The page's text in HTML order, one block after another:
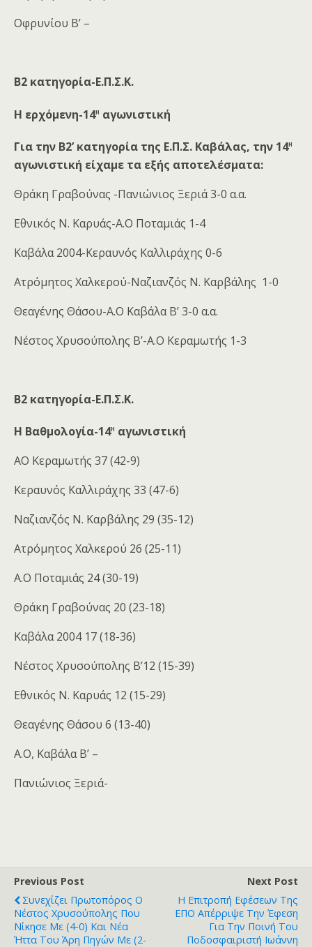
Οφρυνίου Β’ –
Β2 κατηγορία-Ε.Π.Σ.Κ.
Η ερχόμενη-14η αγωνιστική
Για την Β2’ κατηγορία της Ε.Π.Σ. Καβάλας, την 14η
αγωνιστική είχαμε τα εξής αποτελέσματα:
Θράκη Γραβούνας -Πανιώνιος Ξεριά 3-0 α.α.
Εθνικός Ν. Καρυάς-Α.Ο Ποταμιάς 1-4
Καβάλα 2004-Κεραυνός Καλλιράχης 0-6
Ατρόμητος Χαλκερού-Ναζιανζός Ν. Καρβάλης 1-0
Θεαγένης Θάσου-Α.Ο Καβάλα Β’ 3-0 α.α.
Νέστος Χρυσούπολης Β’-Α.Ο Κεραμωτής 1-3
Β2 κατηγορία-Ε.Π.Σ.Κ.
Η Βαθμολογία-14η αγωνιστική
ΑΟ Κεραμωτής 37 (42-9)
Κεραυνός Καλλιράχης 33 (47-6)
Ναζιανζός Ν. Καρβάλης 29 (35-12)
Ατρόμητος Χαλκερού 26 (25-11)
Α.Ο Ποταμιάς 24 (30-19)
Θράκη Γραβούνας 20 (23-18)
Καβάλα 2004 17 (18-36)
Νέστος Χρυσούπολης Β’12 (15-39)
Εθνικός Ν. Καρυάς 12 (15-29)
Θεαγένης Θάσου 6 (13-40)
Α.Ο, Καβάλα Β’ –
Πανιώνιος Ξεριά-
Previous Post
Συνεχίζει Πρωτοπόρος Ο
Νέστος Χρυσούπολης Που
Νίκησε Με (4-0) Και Νέα
Ήττα Του Άρη Πηγών Με (2-
Next Post
Η Επιτροπή Εφέσεων Της
ΕΠΟ Απέρριψε Την Έφεση
Για Την Ποινή Του
Ποδοσφαιριστή Ιωάννη